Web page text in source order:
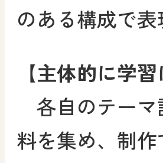
のある構成で
【主体的に学
各自のテーマ
料を集め、制